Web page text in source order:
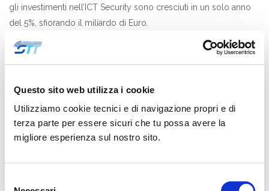
Questo sito web utilizza i cookie
Utilizziamo cookie tecnici e di navigazione propri e di
terza parte per essere sicuri che tu possa avere la
migliore esperienza sul nostro sito.
gli investimenti nell’ICT Security sono cresciuti in un solo anno
del 5%, sfiorando il miliardo di Euro.
Paolo Calzolari, Direttore Tecnico STT
, approfondisce sulla
Defence ed approccio strutturato